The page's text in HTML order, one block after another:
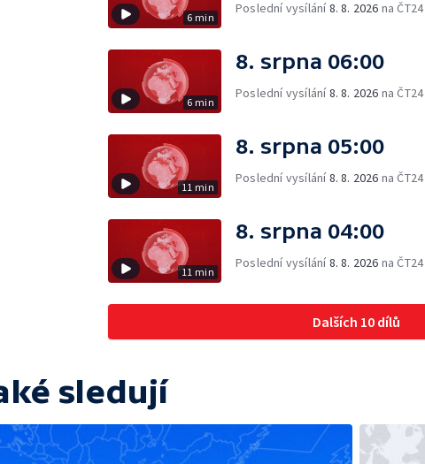
6 min
Poslední vysílání8. 8. 2026 na ČT24
6 min
8. srpna 06:00
Poslední vysílání8. 8. 2026 na ČT24
11 min
8. srpna 05:00
Poslední vysílání8. 8. 2026 na ČT24
11 min
8. srpna 04:00
Poslední vysílání8. 8. 2026 na ČT24
Dalších 10 dílů
sledují